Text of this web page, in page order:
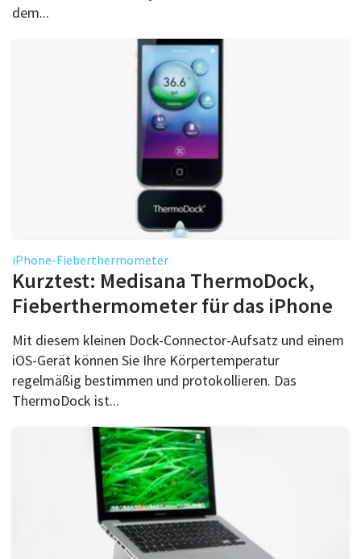
dem...
iPhone-Fieberthermometer
Kurztest: Medisana ThermoDock,
Fieberthermometer für das iPhone
Mit diesem kleinen Dock-Connector-Aufsatz und einem
iOS-Gerät können Sie Ihre Körpertemperatur
regelmäßig bestimmen und protokollieren. Das
ThermoDock ist...